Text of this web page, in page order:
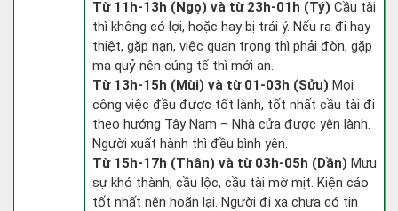
Từ 11h-13h (Ngọ) và từ 23h-01h (Tý) Cầu tài
thì không có lợi, hoặc hay bị trái ý. Nếu ra đi hay
thiệt, gặp nạn, việc quan trọng thì phải đòn, gặp
ma quỷ nên cúng tế thì mới an.
Từ 13h-15h (Mùi) và từ 01-03h (Sửu) Mọi
công việc đều được tốt lành, tốt nhất cầu tài đi
theo hướng Tây Nam – Nhà cửa được yên lành.
Người xuất hành thì đều bình yên.
Từ 15h-17h (Thân) và từ 03h-05h (Dần) Mưu
sự khó thành, cầu lộc, cầu tài mờ mịt. Kiện cáo
tốt nhất nên hoãn lại. Người đi xa chưa có tin